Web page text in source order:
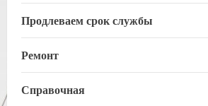
Продлеваем срок службы
Ремонт
Справочная